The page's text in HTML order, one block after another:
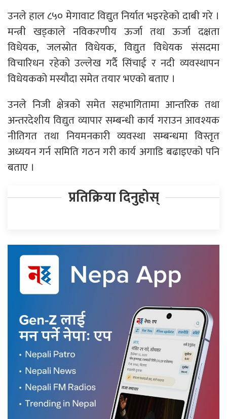
उनले हाल ८५० मेगावाट विद्युत निर्यात भइरहेको दाबी गरे ।
मन्त्री खड्काले नविकरणीय ऊर्जा तथा ऊर्जा दक्षता
विधेयक, जलस्रोत विधेयक, विद्युत विधेयक संसदमा
विचारिधन रहेको उल्लेख गर्दै सिंचाई र नदी व्यवस्थापन
विधेयकको मस्यौदा समेत तयार भएको बताए ।
उनले निजी क्षेत्रको समेत सहभागितामा आन्तरिक तथा
अन्तरदेशीय विद्युत व्यापार सम्बन्धी कार्य गराउन आवश्यक
नीतिगत तथा नियमनकारी व्यवस्था सम्बन्धमा विस्तृत
अध्ययन गर्न समिति गठन गरी कार्य अगाडि बढाइएको पनि
बताए ।
प्रतिक्रिया दिनुहोस्